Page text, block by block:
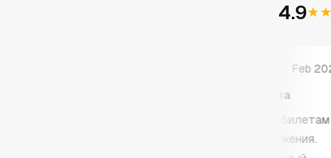
4.9
Feb 2026
Готовилась только по билетам и